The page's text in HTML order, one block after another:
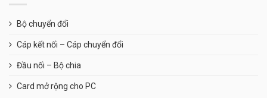
Bộ chuyển đổi
Cáp kết nối – Cáp chuyển đổi
Đầu nối – Bộ chia
Card mở rộng cho PC